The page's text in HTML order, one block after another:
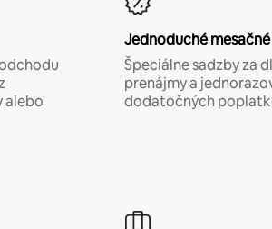
alebo
Jednoduché
Špeciálne sadzby za
prenájmy a
dodatočných